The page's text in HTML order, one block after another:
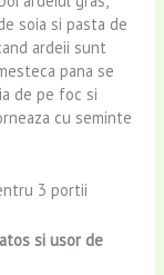
soia si pasta de
ardeii sunt
pana se
de pe foc si
cu seminte
3 portii
si usor de